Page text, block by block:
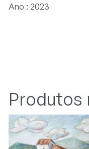
Ano : 2023
Produtos